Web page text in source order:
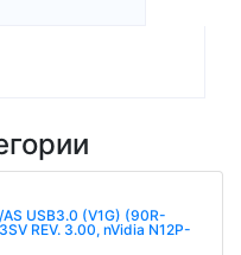
AS USB3.0 (V1G) (90R-
REV. 3.00, nVidia N12P-